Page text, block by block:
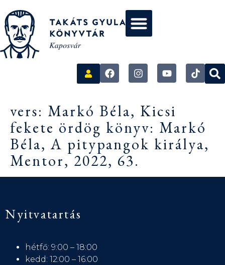
vers: Markó Béla, Kicsi
fekete ördög könyv: Markó
Béla, A pitypangok királya,
Mentor, 2022, 63.
Nyitvatartás
hétfő: 9:00 – 18:00
kedd: 12:00 – 16:00